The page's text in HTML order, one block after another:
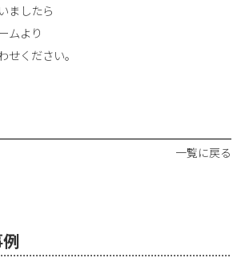
ましたら
ムより
せください。
一覧に戻る